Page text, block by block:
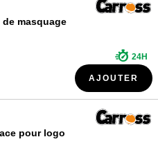
masquage
24H
AJOUTER
pour logo